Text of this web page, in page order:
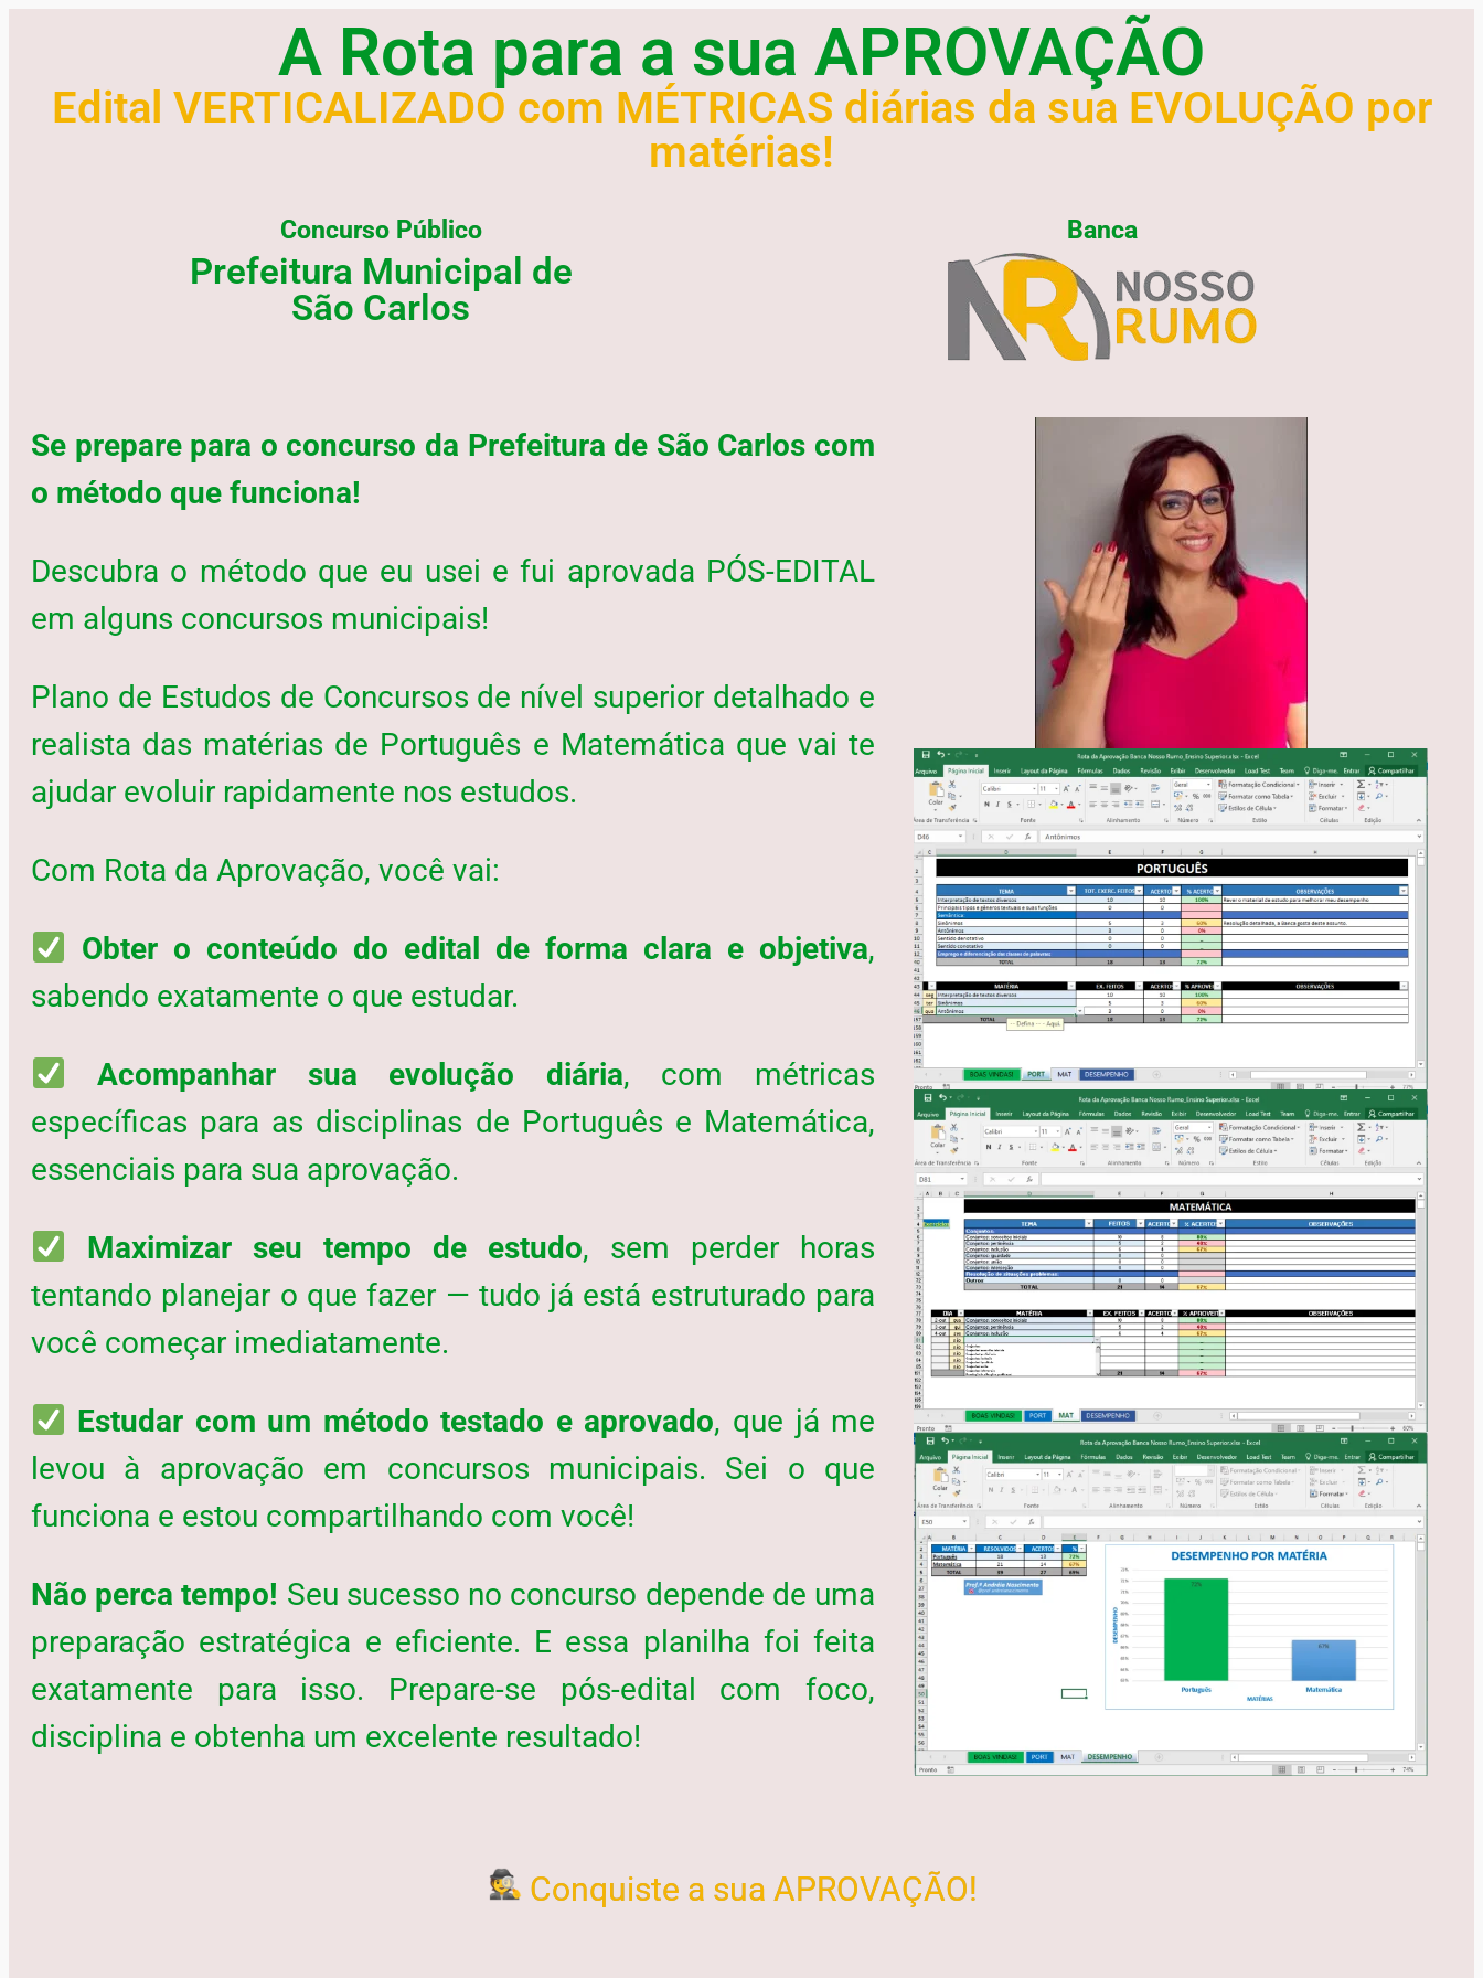
A Rota para a sua APROVAÇÃO
Edital VERTICALIZADO com MÉTRICAS diárias da sua EVOLUÇÃO por
matérias!
Concurso Público
Prefeitura Municipal de
São Carlos
Banca
Se prepare para o concurso da Prefeitura de São Carlos com
o método que funciona!
Descubra o método que eu usei e fui aprovada PÓS-EDITAL
em alguns concursos municipais!
Plano de Estudos de Concursos de nível superior detalhado e
realista das matérias de Português e Matemática que vai te
ajudar evoluir rapidamente nos estudos.
Com Rota da Aprovação, você vai:
Obter o conteúdo do edital de forma clara e objetiva,
sabendo exatamente o que estudar.
Acompanhar sua evolução diária, com métricas
específicas para as disciplinas de Português e Matemática,
essenciais para sua aprovação.
Maximizar seu tempo de estudo, sem perder horas
tentando planejar o que fazer — tudo já está estruturado para
você começar imediatamente.
Estudar com um método testado e aprovado, que já me
levou à aprovação em concursos municipais. Sei o que
funciona e estou compartilhando com você!
Não perca tempo! Seu sucesso no concurso depende de uma
preparação estratégica e eficiente. E essa planilha foi feita
exatamente para isso. Prepare-se pós-edital com foco,
disciplina e obtenha um excelente resultado!
Conquiste a sua APROVAÇÃO!